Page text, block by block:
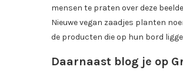
mensen te praten over deze
Nieuwe vegan zaadjes planten
de producten die op hun bord
Daarnaast blog je op